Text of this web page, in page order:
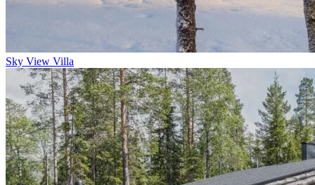
Sky View Villa